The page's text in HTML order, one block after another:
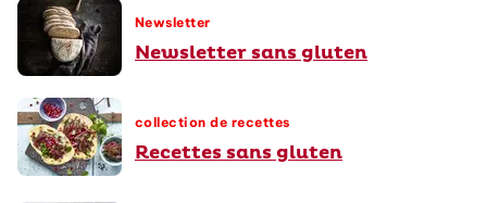
Newsletter
Newsletter sans gluten
collection de recettes
Recettes sans gluten